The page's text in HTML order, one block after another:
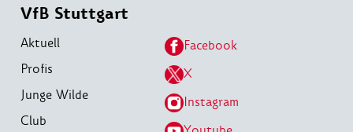
VfB Stuttgart
Aktuell
Profis
Junge Wilde
Club
Facebook
X
Instagram